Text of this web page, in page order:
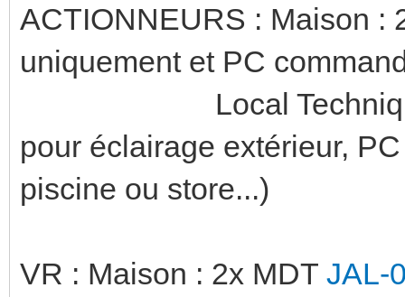
ACTIONNEURS : Maison :
uniquement et PC
Local Technique
pour éclairage extérieur,
piscine ou store...)
VR : Maison : 2x MDT JAL-